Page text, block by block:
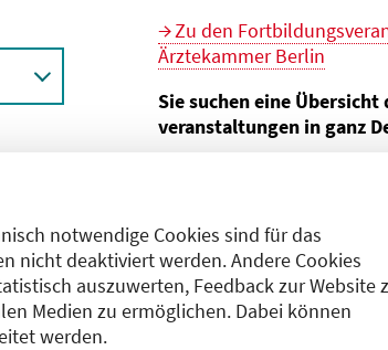
notwendige Cookies sind für das
nicht deaktiviert werden. Andere Cookies
auszuwerten, Feedback zur Website
Medien zu ermöglichen. Dabei können
werden.
Zu den
Ärztekammer Berlin
Sie suchen eine
veranstaltungen in ganz
Sie sind Veranstalter?
Im
CME-Antragsportal
Anerkennung von